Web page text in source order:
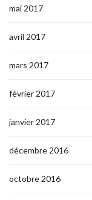
mai 2017
avril 2017
mars 2017
février 2017
janvier 2017
décembre 2016
octobre 2016